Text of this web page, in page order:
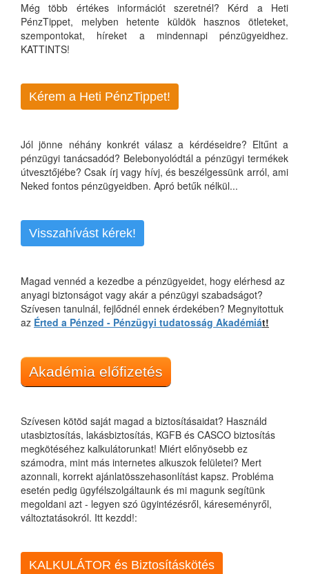
Még több értékes információt szeretnél? Kérd a Heti
PénzTippet, melyben hetente küldök hasznos ötleteket,
szempontokat, híreket a mindennapi pénzügyeidhez.
KATTINTS!
Kérem a Heti PénzTippet!
Jól jönne néhány konkrét válasz a kérdéseidre? Eltűnt a
pénzügyi tanácsadód? Belebonyolódtál a pénzügyi termékek
útvesztőjébe? Csak írj vagy hívj, és beszélgessünk arról, ami
Neked fontos pénzügyeidben. Apró betűk nélkül...
Visszahívást kérek!
Magad vennéd a kezedbe a pénzügyeidet, hogy elérhesd az
anyagi biztonságot vagy akár a pénzügyi szabadságot?
Szívesen tanulnál, fejlődnél ennek érdekében? Megnyitottuk
az Érted a Pénzed - Pénzügyi tudatosság Akadémiát!
Akadémia előfizetés
Szívesen kötöd saját magad a biztosításaidat? Használd
utasbiztosítás, lakásbiztosítás, KGFB és CASCO biztosítás
megkötéséhez kalkulátorunkat! Miért előnyösebb ez
számodra, mint más internetes alkuszok felületei? Mert
azonnali, korrekt ajánlatösszehasonlítást kapsz. Probléma
esetén pedig ügyfélszolgáltaunk és mi magunk segítünk
megoldani azt - legyen szó ügyintézésről, káreseményről,
változtatásokról. Itt kezdd!:
KALKULÁTOR és Biztosításkötés